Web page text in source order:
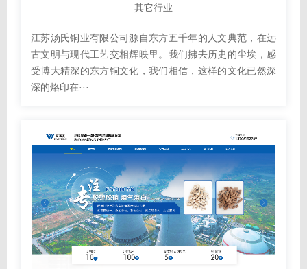
其它行业
江苏汤氏铜业有限公司源自东方五千年的人文典范，在远
古文明与现代工艺交相辉映里。我们拂去历史的尘埃，感
受博大精深的东方铜文化，我们相信，这样的文化已然深
深的烙印在···